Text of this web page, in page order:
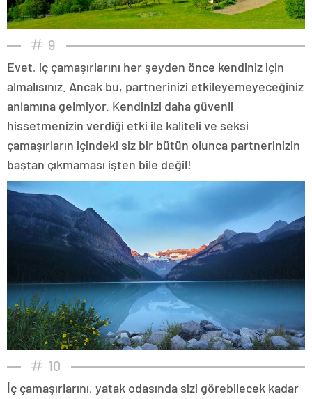
9
Evet, iç çamaşırlarını her şeyden önce kendiniz için
almalısınız. Ancak bu, partnerinizi etkileyemeyeceğiniz
anlamına gelmiyor. Kendinizi daha güvenli
hissetmenizin verdiği etki ile kaliteli ve seksi
çamaşırların içindeki siz bir bütün olunca partnerinizin
baştan çıkmaması işten bile değil!
10
İç çamaşırlarını, yatak odasında sizi görebilecek kadar